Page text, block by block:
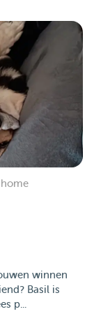
winnen
Basil is
p...